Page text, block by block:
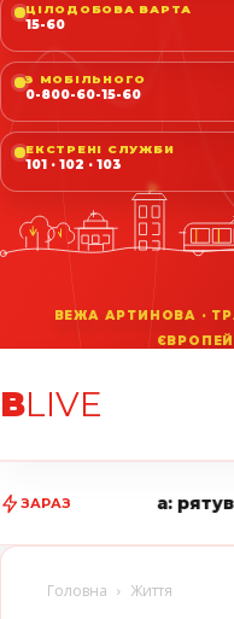
ЦІЛОДОБОВА ВАРТА
15-60
З МОБІЛЬНОГО
0-800-60-15-60
ЕКСТРЕНІ СЛУЖБИ
101 · 102 · 103
ВLIVE
ЗАРАЗ
Головна Життя